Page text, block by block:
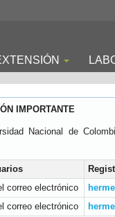
IMPORTANTE
Nacional de
correo electrónico
correo electrónico